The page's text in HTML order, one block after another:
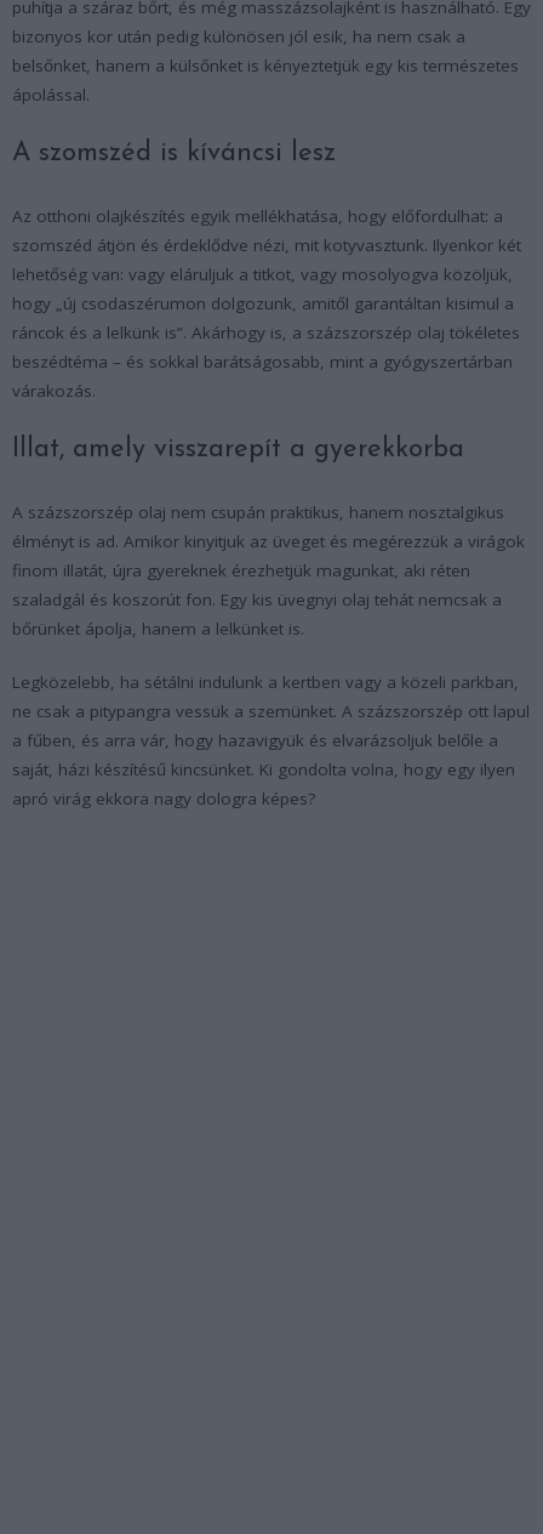
puhítja a száraz bőrt, és még masszázsolajként is használható. Egy
bizonyos kor után pedig különösen jól esik, ha nem csak a
belsőnket, hanem a külsőnket is kényeztetjük egy kis természetes
ápolással.
A szomszéd is kíváncsi lesz
Az otthoni olajkészítés egyik mellékhatása, hogy előfordulhat: a
szomszéd átjön és érdeklődve nézi, mit kotyvasztunk. Ilyenkor két
lehetőség van: vagy eláruljuk a titkot, vagy mosolyogva közöljük,
hogy „új csodaszérumon dolgozunk, amitől garantáltan kisimul a
ráncok és a lelkünk is”. Akárhogy is, a százszorszép olaj tökéletes
beszédtéma – és sokkal barátságosabb, mint a gyógyszertárban
várakozás.
Illat, amely visszarepít a gyerekkorba
A százszorszép olaj nem csupán praktikus, hanem nosztalgikus
élményt is ad. Amikor kinyitjuk az üveget és megérezzük a virágok
finom illatát, újra gyereknek érezhetjük magunkat, aki réten
szaladgál és koszorút fon. Egy kis üvegnyi olaj tehát nemcsak a
bőrünket ápolja, hanem a lelkünket is.
Legközelebb, ha sétálni indulunk a kertben vagy a közeli parkban,
ne csak a pitypangra vessük a szemünket. A százszorszép ott lapul
a fűben, és arra vár, hogy hazavigyük és elvarázsoljuk belőle a
saját, házi készítésű kincsünket. Ki gondolta volna, hogy egy ilyen
apró virág ekkora nagy dologra képes?